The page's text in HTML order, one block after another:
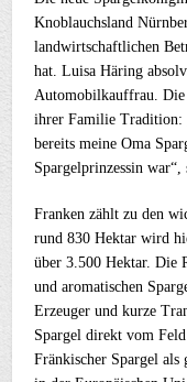
Knoblauchsland
landwirtschaftlichen
hat. Luisa Häring
Automobilkauffrau. Die
ihrer Familie Tradition:
bereits meine Oma
Spargelprinzessin war“,
Franken zählt zu den
rund 830 Hektar wird
über 3.500 Hektar. Die
und aromatischen
Erzeuger und kurze
Spargel direkt vom
Fränkischer Spargel als